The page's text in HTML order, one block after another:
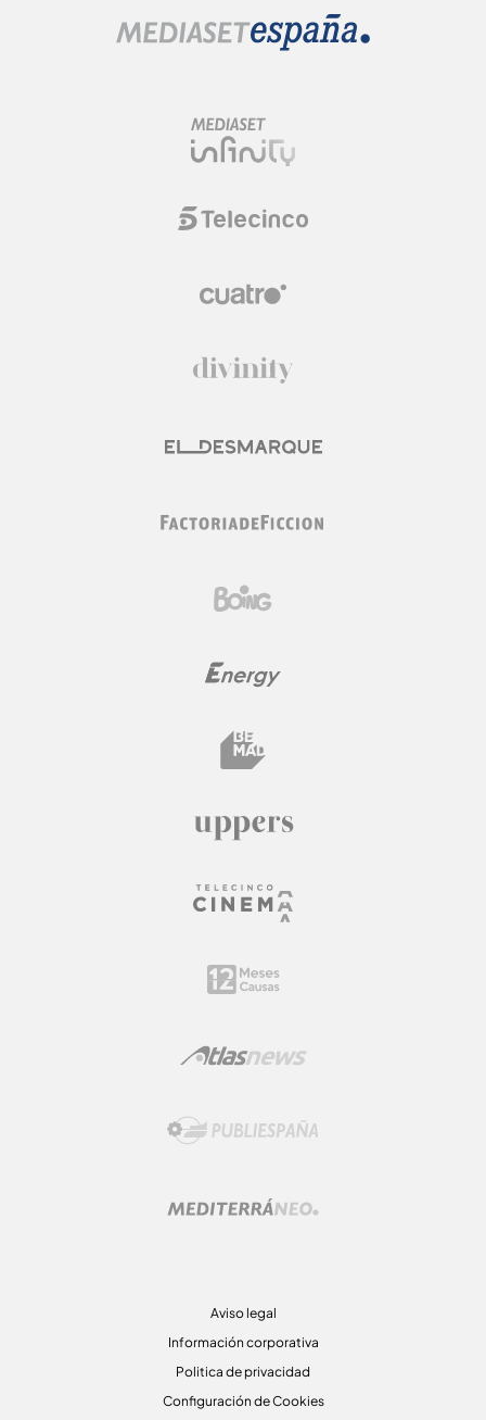
Aviso legal
Información corporativa
Politica de privacidad
Configuración de Cookies